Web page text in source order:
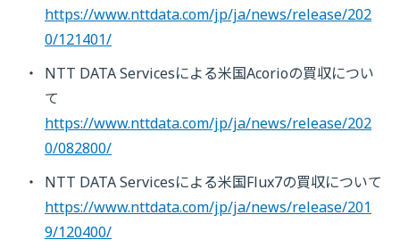
https://www.nttdata.com/jp/ja/news/release/202
0/121401/
NTT DATA Servicesによる米国Acorioの買収につい
て
https://www.nttdata.com/jp/ja/news/release/202
0/082800/
NTT DATA Servicesによる米国Flux7の買収について
https://www.nttdata.com/jp/ja/news/release/201
9/120400/